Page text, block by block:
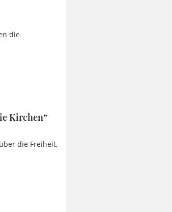
die
Kirchen“
die Freiheit,